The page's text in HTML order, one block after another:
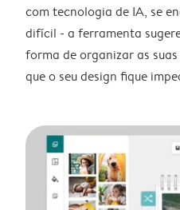
com tecnologia de IA, se
difícil - a ferramenta
forma de organizar as
que o seu design fique